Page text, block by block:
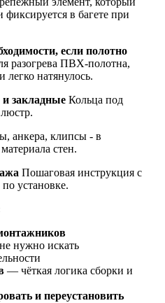
в багете при
если полотно
разогрева ПВХ-полотна,
натянулось.
закладные Кольца под
анкера, клипсы - в
стен.
Пошаговая инструкция с
установке.
нужно искать
— чёткая логика сборки и
и переустановить